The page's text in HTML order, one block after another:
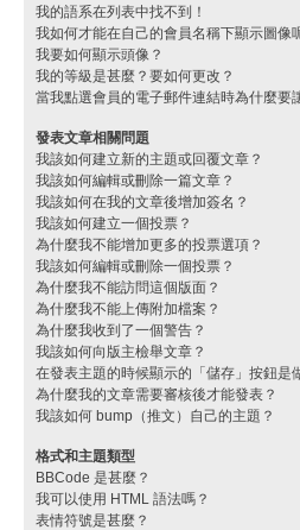
我的語系在列表中找不到！
我如何才能在自己的會員名稱下顯示圖像
我要如何顯示頭像？
我的等級是甚麼？要如何更改？
當我點選會員的電子郵件連結時為什麼要
發表文章相關問題
我該如何建立新的主題或回覆文章？
我該如何編輯或刪除一篇文章？
我該如何在我的文章後增加簽名？
我該如何建立一個投票？
為什麼我不能增加更多的投票選項？
我該如何編輯或刪除一個投票？
為什麼我不能訪問這個版面？
為什麼我不能上傳附加檔案？
為什麼我收到了一個警告？
我該如何向版主檢舉文章？
在發表主題的時候顯示的「儲存」按鈕是
為什麼我的文章需要審核後才能發表？
我該如何 bump（推文）自己的主題？
格式和主題類型
BBCode 是甚麼？
我可以使用 HTML 語法嗎？
表情符號是甚麼？